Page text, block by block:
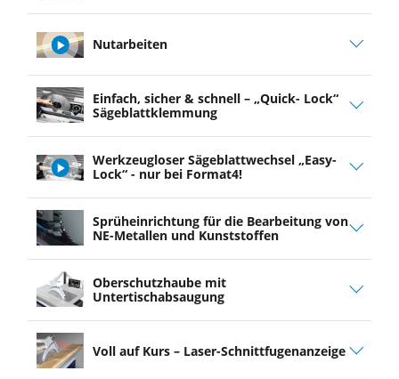
play
video
Nutarbeiten
Einfach, sicher & schnell – „Quick- Lock“
Sägeblattklemmung
play
video
Werkzeugloser Sägeblattwechsel „Easy-
Lock“ - nur bei Format4!
Sprüheinrichtung für die Bearbeitung von
NE-Metallen und Kunststoffen
Oberschutzhaube mit
Untertischabsaugung
Voll auf Kurs – Laser-Schnittfugenanzeige